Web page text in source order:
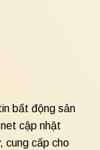
bất động sản
cập nhật
cung cấp cho